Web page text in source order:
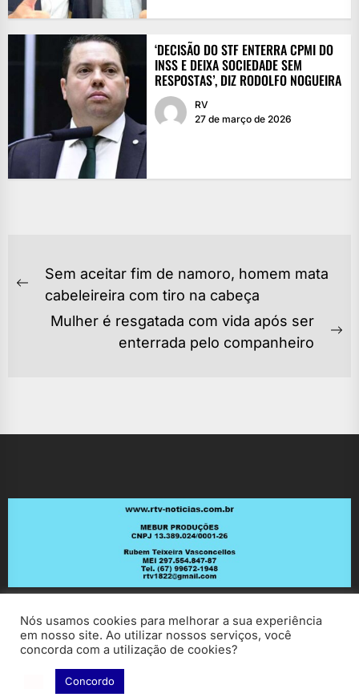
‘DECISÃO DO STF ENTERRA CPMI DO
INSS E DEIXA SOCIEDADE SEM
RESPOSTAS’, DIZ RODOLFO NOGUEIRA
RV
27 de março de 2026
NAVEGAÇÃO
DE
POST
Previous
Sem aceitar fim de namoro, homem mata
cabeleireira com tiro na cabeça
Mulher é resgatada com vida após ser
enterrada pelo companheiro
Copyright © 2026RV Notícias.
Nós usamos cookies para melhorar a sua experiência
em nosso site. Ao utilizar nossos serviços, você
concorda com a utilização de cookies?
Concordo